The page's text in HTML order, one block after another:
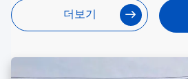
더보기